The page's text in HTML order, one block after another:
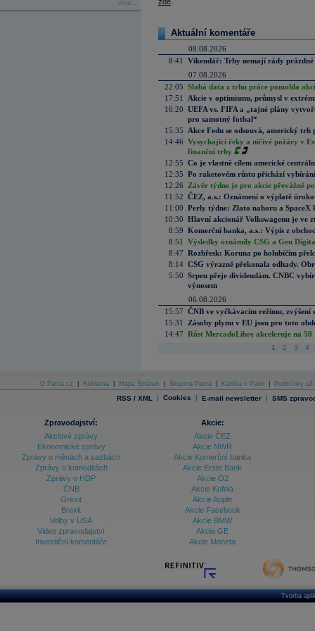
více...
Aktuální komentáře
08.08.2026
8:41
Víkendář: Trhy nemají rády prázdné
07.08.2026
22:05 Slabá data z trhu práce pomohla
17:51
Akcie v optimismu, průmysl v
16:20 UEFA vs. FIFA a „tajné plány
pro samotný fotbal“
15:35
Akce Fedu se odsouvá, americký
14:46 Vysychající řeky a ničivé požáry v
finanční trhy
12:55 Co je vlastně cílem americké
12:35 Po raketovém růstu přichází
12:26
Závěr týdne je pro akcie převážně
11:52 ČEZ, a.s.: Oznámení o výplatě
11:00 Perly týdne: Zlato nahoru a SpaceX
10:30 Hlavní akcionář Volkswagenu je ve
8:59 Komerční banka, a.s.: Výpis z
8:51
Výsledky oznámily CSG a Gen
8:47 Rozbřesk: Koruna po holubičím
8:14 CSG výrazně překonala odhady.
5:50 Srpen přeje dividendám. CNBC
výnosem
06.08.2026
15:57 ČNB ve vyčkávacím režimu, zvýšení
15:31
Zásoby plynu v EU jsou pro toto
14:47 Růst MercadoLibre akceleruje na
1 2 3 4
O Patria.cz Reklama Mapa Stránek Skupina Patria Kariéra v Patrii Podmínky
RSS / XML | Cookies | E-mail newsletter | SMS
Zpravodajství:
Akciové zprávy
Ekonomické zprávy
Zprávy o měnách a sazbách
Zprávy o komoditách
Zprávy o HDP
ČNB
Grexit
Brexit
Volby v USA
Video zpravodajství
Investiční komentáře
Akcie:
Akcie ČEZ
Akcie NWR
Akcie Komerční banka
Akcie Erste Bank
Akcie O2
Akcie Kofola
Akcie Apple
Akcie Facebook
Akcie BMW
Akcie GE
Akcie Moneta
Tvorba